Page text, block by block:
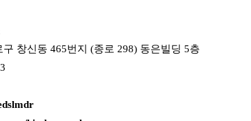
구 창신동 465번지 (종로 298) 동은빌딩 5층